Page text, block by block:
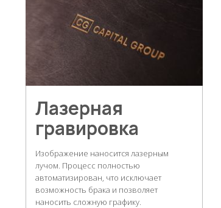
Лазерная
гравировка
Изображение наносится лазерным
лучом. Процесс полностью
автоматизирован, что исключает
возможность брака и позволяет
наносить сложную графику.